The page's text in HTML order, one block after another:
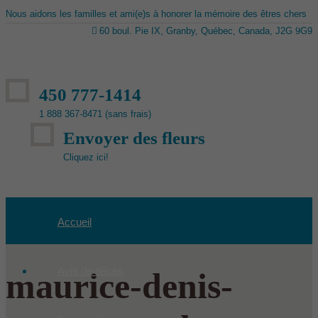
Nous aidons les familles et ami(e)s à honorer la mémoire des êtres chers
60 boul. Pie IX, Granby, Québec, Canada, J2G 9G9
450 777-1414
1 888 367-8471 (sans frais)
Envoyer des fleurs
Cliquez ici!
Accueil
Avis de décès
maurice-denis-